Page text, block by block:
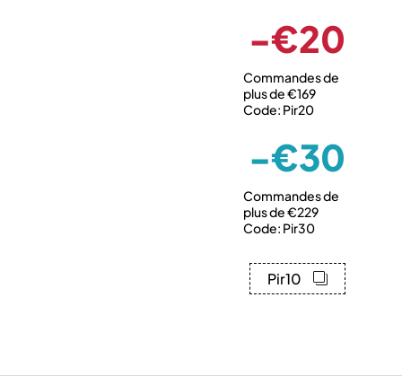
-€20
Commandes de
plus de €169
Code: Pir20
-€30
Commandes de
plus de €229
Code: Pir30
Pir10